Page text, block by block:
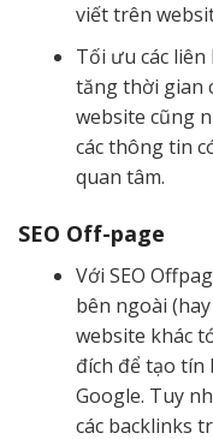
viết trên
Tối ưu các
tăng thời gian
website cũng
các thông tin
quan tâm.
SEO Off-page
Với SEO
bên ngoài
website khác
đích để tạo tín
Google. Tuy
các backlinks